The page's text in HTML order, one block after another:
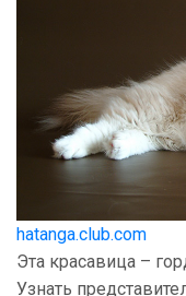
hatanga.club.com
Эта красавица –
Узнать